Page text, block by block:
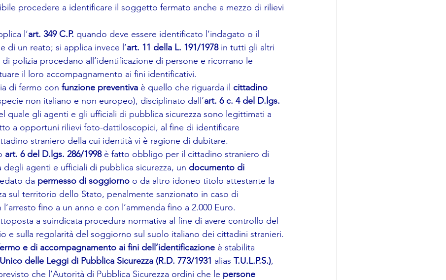
procedere a identificare il soggetto fermato anche a mezzo di rilievi
l’art. 349 C.P. quando deve essere identificato l’indagato o il
di un reato; si applica invece l’art. 11 della L. 191/1978 in tutti gli altri
polizia procedano all’identificazione di persone e ricorrano le
il loro accompagnamento ai fini identificativi.
di fermo con funzione preventiva è quello che riguarda il cittadino
non italiano e non europeo), disciplinato dall’art. 6 c. 4 del D.lgs.
quale gli agenti e gli ufficiali di pubblica sicurezza sono legittimati a
a opportuni rilievi foto-dattiloscopici, al fine di identificare
straniero della cui identità vi è ragione di dubitare.
art. 6 del D.lgs. 286/1998 è fatto obbligo per il cittadino straniero di
degli agenti e ufficiali di pubblica sicurezza, un documento di
da permesso di soggiorno o da altro idoneo titolo attestante la
sul territorio dello Stato, penalmente sanzionato in caso di
fino a un anno e con l’ammenda fino a 2.000 Euro.
a suindicata procedura normativa al fine di avere controllo del
e sulla regolarità del soggiorno sul suolo italiano dei cittadini stranieri.
e di accompagnamento ai fini dell’identificazione è stabilita
delle Leggi di Pubblica Sicurezza (R.D. 773/1931 alias T.U.L.P.S.),
che l’Autorità di Pubblica Sicurezza ordini che le persone